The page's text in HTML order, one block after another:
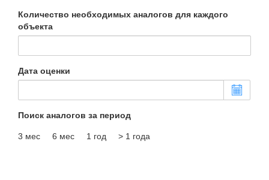
Количество необходимых аналогов для каждого
объекта
Дата оценки
Поиск аналогов за период
3 мес 6 мес 1 год > 1 года